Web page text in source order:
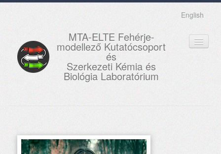
English
MTA-ELTE Fehérje-
modellező Kutatócsoport
és
Szerkezeti Kémia és
Biológia Laboratórium
OKTATÁS